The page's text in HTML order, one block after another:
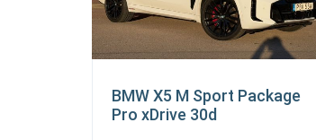
BMW X5 M Sport Package
Pro xDrive 30d